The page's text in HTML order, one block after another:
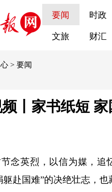
要闻 时政
文旅 财汇
> 要闻
丨家书纸短
念英烈，以信为媒，追
躯赴国难”的决绝壮志，